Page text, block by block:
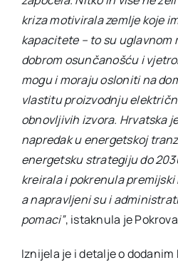
kriza motivirala zemlje koje
kapacitete – to su uglavnom
dobrom osunčanošću i
mogu i moraju osloniti na
vlastitu proizvodnju
obnovljivih izvora. Hrvatska
napredak u energetskoj
energetsku strategiju do
kreirala i pokrenula premijski
a napravljeni su i
pomaci”, istaknula je
Iznijela je i detalje o